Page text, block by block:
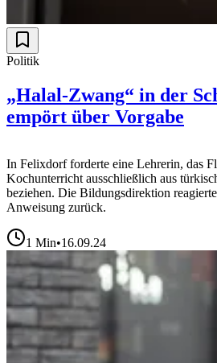
Politik
„Halal-Zwang“ in der
empört über Vorgabe
In Felixdorf forderte eine Lehrerin, das
Kochunterricht ausschließlich aus
beziehen. Die Bildungsdirektion
Anweisung zurück.
1 Min•16.09.24